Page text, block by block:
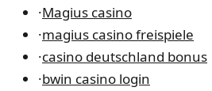
·Magius casino
·magius casino freispiele
·casino deutschland bonus
·bwin casino login